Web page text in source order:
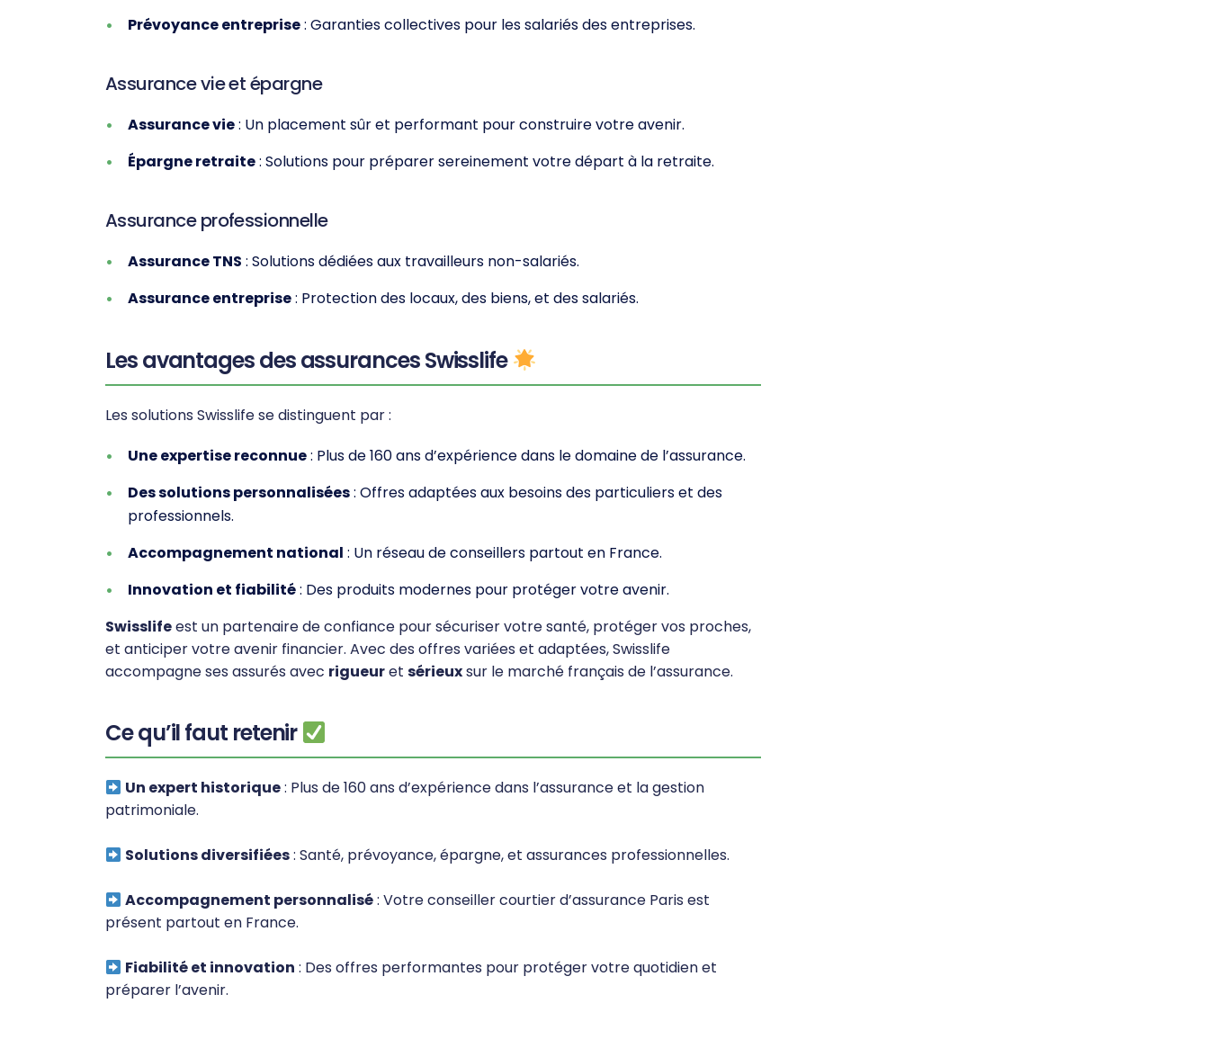
Prévoyance entreprise: Garanties collectives pour les salariés des entreprises.
Assurance vie et épargne
Assurance vie: Un placement sûr et performant pour construire votre avenir.
Épargne retraite: Solutions pour préparer sereinement votre départ à la retraite.
Assurance professionnelle
Assurance TNS : Solutions dédiées aux travailleurs non-salariés.
Assurance entreprise: Protection des locaux, des biens, et des salariés.
Les avantages des assurances Swisslife
Les solutions Swisslife se distinguent par :
Une expertise reconnue: Plus de 160 ans d’expérience dans le domaine de l’assurance.
Des solutions personnalisées: Offres adaptées aux besoins des particuliers et des
professionnels.
Accompagnement national : Un réseau de conseillers partout en France.
Innovation et fiabilité: Des produits modernes pour protéger votre avenir.
Swisslifeest un partenaire de confiance pour sécuriser votre santé, protéger vos proches,
et anticiper votre avenir financier. Avec des offres variées et adaptées, Swisslife
accompagne ses assurés avec rigueuret sérieuxsur le marché français de l’assurance.
Ce qu’il faut retenir
Un expert historique: Plus de 160 ans d’expérience dans l’assurance et la gestion
patrimoniale.
Solutions diversifiées: Santé, prévoyance, épargne, et assurances professionnelles.
Accompagnement personnalisé: Votre conseiller courtier d’assurance Paris est
présent partout en France.
Fiabilité et innovation : Des offres performantes pour protéger votre quotidien et
préparer l’avenir.